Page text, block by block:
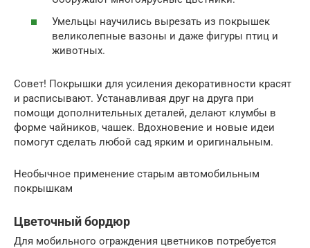
Умельцы научились вырезать из покрышек
великолепные вазоны и даже фигуры птиц и
животных.
Совет! Покрышки для усиления декоративности красят
и расписывают. Устанавливая друг на друга при
помощи дополнительных деталей, делают клумбы в
форме чайников, чашек. Вдохновение и новые идеи
помогут сделать любой сад ярким и оригинальным.
Необычное применение старым автомобильным
покрышкам
Цветочный бордюр
Для мобильного ограждения цветников потребуется